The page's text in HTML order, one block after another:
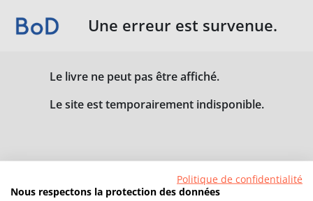
Une erreur est survenue.
Le livre ne peut pas être affiché.
Le site est temporairement indisponible.
Politique de confidentialité
Nous respectons la protection des données